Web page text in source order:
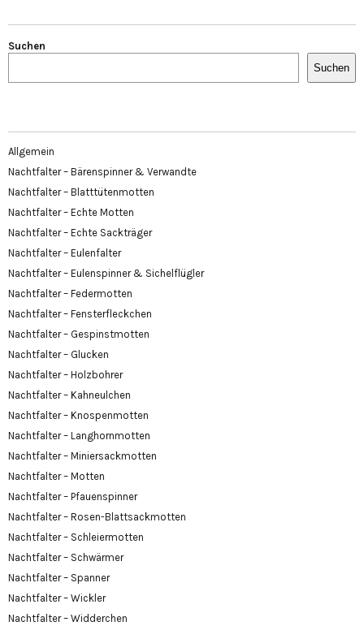
Suchen
Suchen
Allgemein
Nachtfalter – Bärenspinner & Verwandte
Nachtfalter – Blatttütenmotten
Nachtfalter – Echte Motten
Nachtfalter – Echte Sackträger
Nachtfalter – Eulenfalter
Nachtfalter – Eulenspinner & Sichelflügler
Nachtfalter – Federmotten
Nachtfalter – Fensterfleckchen
Nachtfalter – Gespinstmotten
Nachtfalter – Glucken
Nachtfalter – Holzbohrer
Nachtfalter – Kahneulchen
Nachtfalter – Knospenmotten
Nachtfalter – Langhornmotten
Nachtfalter – Miniersackmotten
Nachtfalter – Motten
Nachtfalter – Pfauenspinner
Nachtfalter – Rosen-Blattsackmotten
Nachtfalter – Schleiermotten
Nachtfalter – Schwärmer
Nachtfalter – Spanner
Nachtfalter – Wickler
Nachtfalter – Widderchen